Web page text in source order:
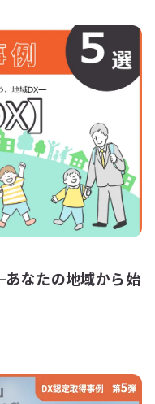
あなたの地域から始